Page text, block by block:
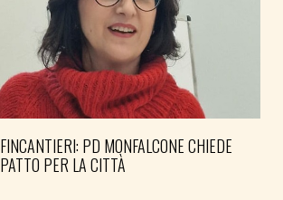
FINCANTIERI: PD MONFALCONE CHIEDE
PATTO PER LA CITTÀ